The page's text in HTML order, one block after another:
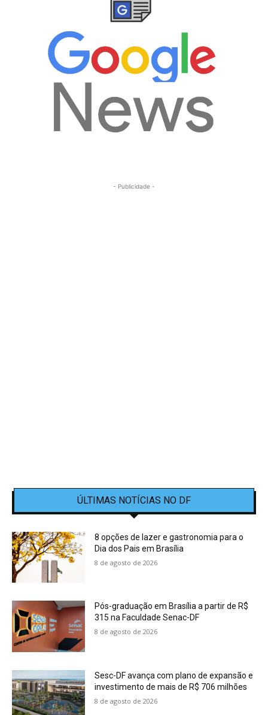
- Publicidade -
ÚLTIMAS NOTÍCIAS NO DF
8 opções de lazer e gastronomia para o
Dia dos Pais em Brasília
8 de agosto de 2026
Pós-graduação em Brasília a partir de R$
315 na Faculdade Senac-DF
8 de agosto de 2026
Sesc-DF avança com plano de expansão e
investimento de mais de R$ 706 milhões
8 de agosto de 2026